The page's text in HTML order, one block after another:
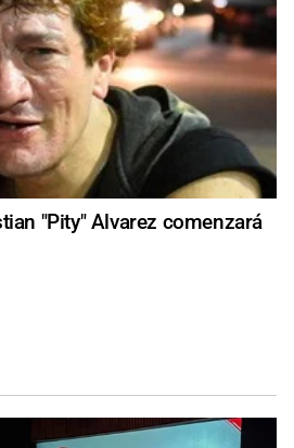
"Pity" Alvarez comenzará